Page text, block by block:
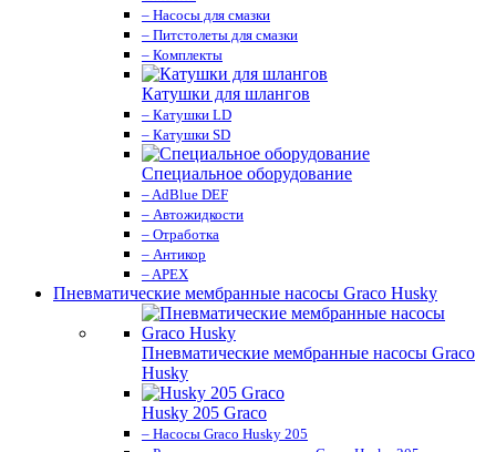
– Насосы для смазки
– Питстолеты для смазки
– Комплекты
Катушки для шлангов
– Катушки LD
– Катушки SD
Специальное оборудование
– AdBlue DEF
– Автожидкости
– Отработка
– Антикор
– APEX
Пневматические мембранные насосы Graco Husky
Пневматические мембранные насосы Graco
Husky
Husky 205 Graco
– Насосы Graco Husky 205